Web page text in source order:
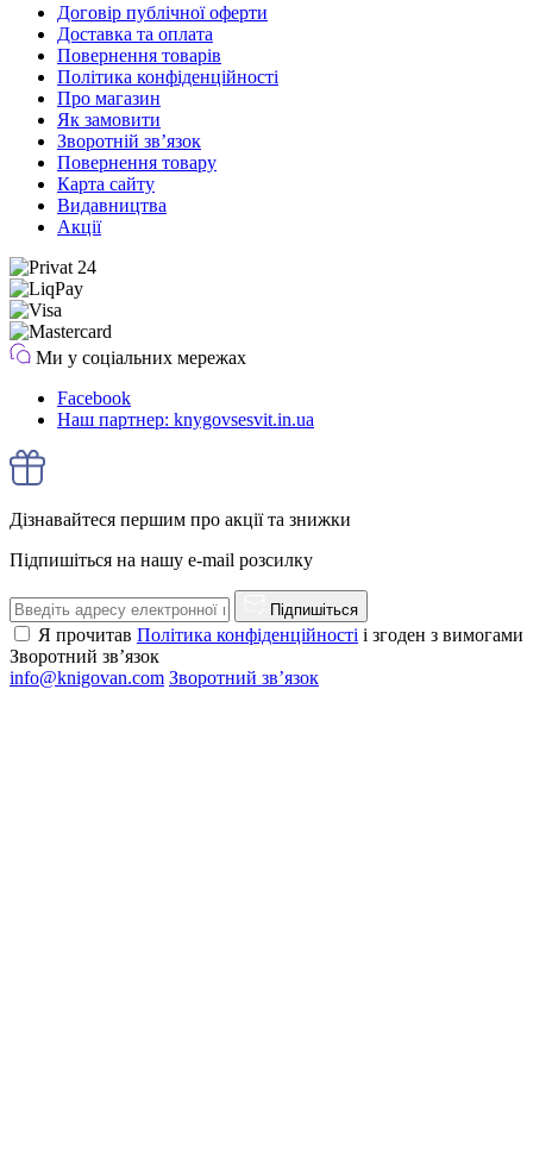
Договір публічної оферти
Доставка та оплата
Повернення товарів
Політика конфіденційності
Про магазин
Як замовити
Зворотній зв’язок
Повернення товару
Карта сайту
Видавництва
Акції
Ми у соціальних мережах
Facebook
Наш партнер: knygovsesvit.in.ua
Дізнавайтеся першим про акції та знижки
Підпишіться на нашу e-mail розсилку
Підпишіться
Я прочитав Політика конфіденційності і згоден з вимогами
Зворотний зв’язок
info@knigovan.com Зворотний зв’язок